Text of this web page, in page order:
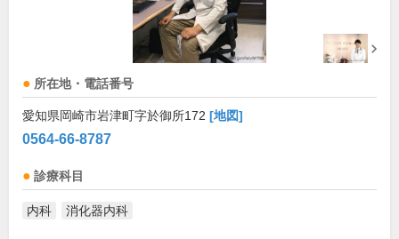
所在地・電話番号
愛知県岡崎市岩津町字於御所172 [地図]
0564-66-8787
診療科目
内科 消化器内科